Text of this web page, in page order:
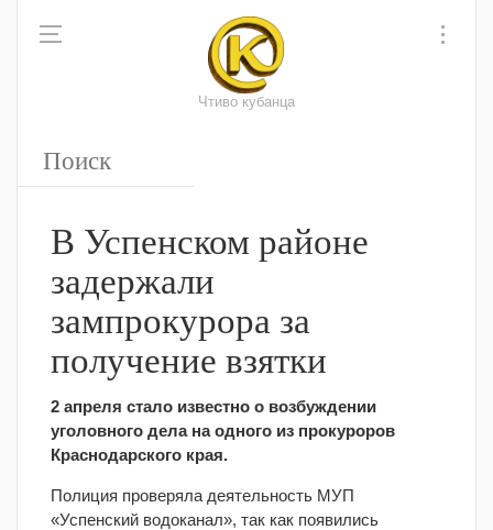
Чтиво кубанца
В Успенском районе
задержали
зампрокурора за
получение взятки
2 апреля стало известно о возбуждении
уголовного дела на одного из прокуроров
Краснодарского края.
Полиция проверяла деятельность МУП
«Успенский водоканал», так как появились